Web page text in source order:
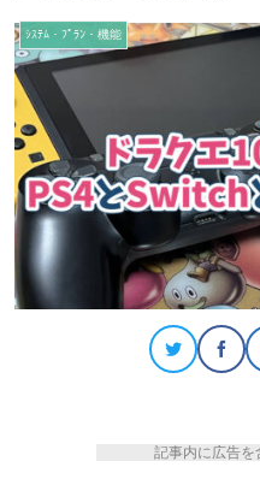
ｼｽﾃﾑ・ﾌﾟﾗﾝ・機能
記事内に広告を